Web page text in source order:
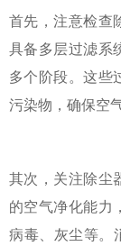
首先，注意检查
具备多层过滤系
多个阶段。这些
污染物，确保空
其次，关注除尘
的空气净化能力
病毒、灰尘等。